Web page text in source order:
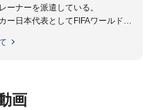
ーナーを派遣している。
ー日本代表としてFIFAワールドカ
のアスレティックトレーナーと
心に、WJBL、社会人ラグビー、
画